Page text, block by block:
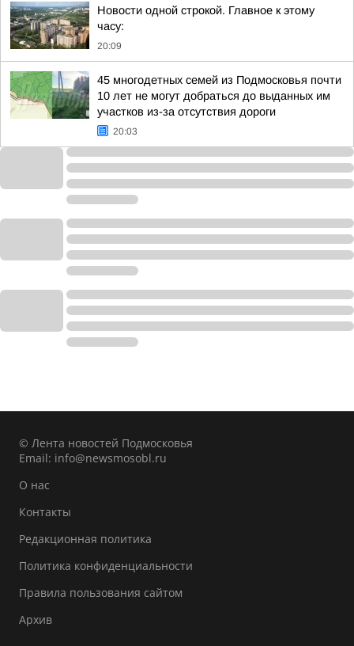
Новости одной строкой. Главное к этому
часу:
20:09
45 многодетных семей из Подмосковья почти
10 лет не могут добраться до выданных им
участков из-за отсутствия дороги
20:03
© Лента новостей Подмосковья
Email: info@newsmosobl.ru
О нас
Контакты
Редакционная политика
Политика конфиденциальности
Правила пользования сайтом
Архив